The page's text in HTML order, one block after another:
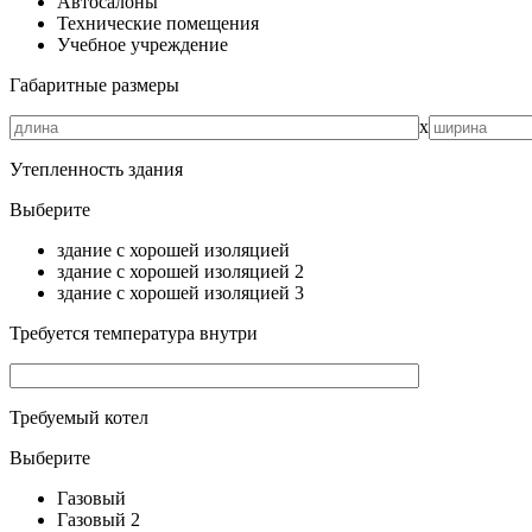
Технические помещения
Учебное учреждение
Габаритные размеры
х
Утепленность здания
Выберите
здание с хорошей изоляцией
здание с хорошей изоляцией 2
здание с хорошей изоляцией 3
Требуется температура внутри
Требуемый котел
Выберите
Газовый
Газовый 2